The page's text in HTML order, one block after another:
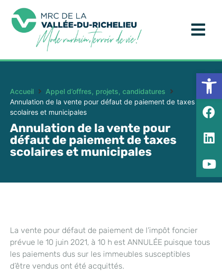
Accueil
Appel d’offres, projets, candidatures
Annulation de la vente pour défaut de paiement de taxes
scolaires et municipales
Annulation de la vente pour
défaut de paiement de taxes
scolaires et municipales
La vente pour défaut de paiement de l’impôt foncier
prévue le 10 juin 2021, à 10 h est ANNULÉE puisque tous
les paiements dus sur les immeubles susceptibles
d’être vendus ont été acquittés.